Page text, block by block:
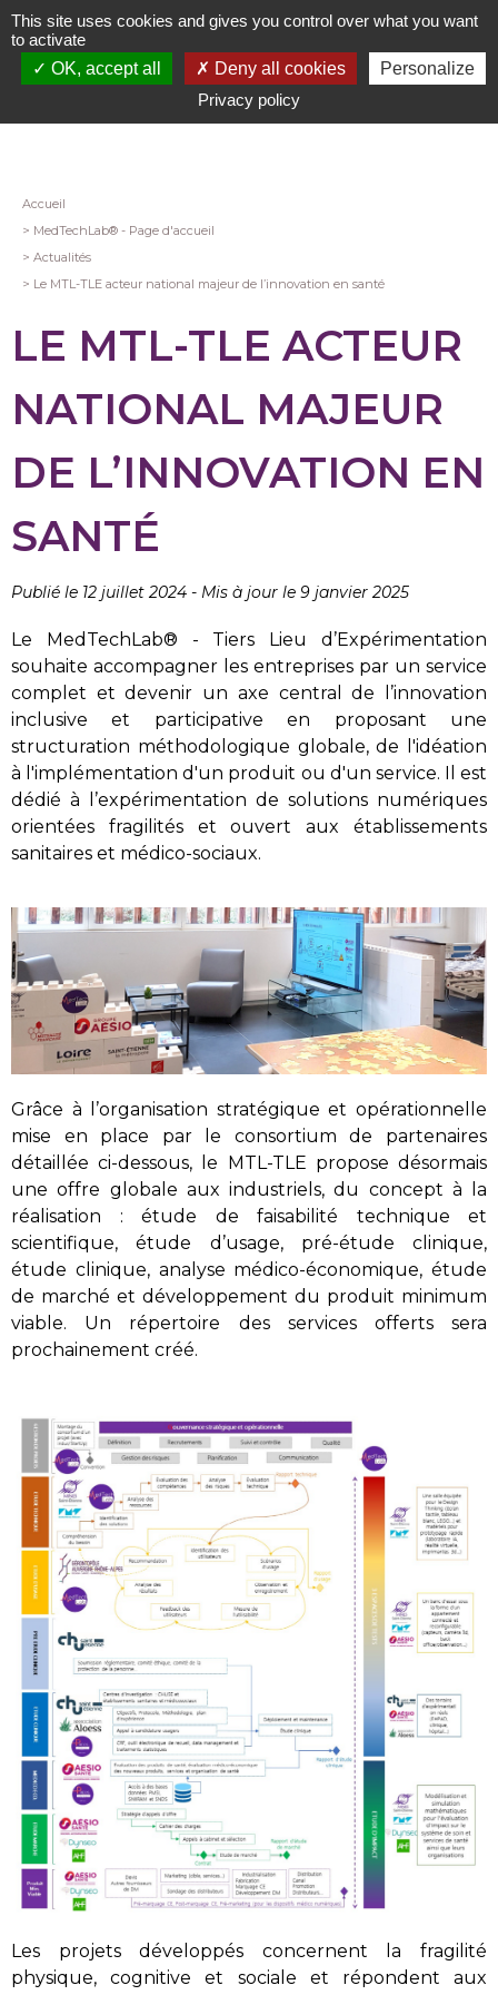
Aller
au
contenu
Fil
d'Ariane
Accueil
MedTechLab® - Page d'accueil
Actualités
Le MTL-TLE acteur national majeur de l’innovation en santé
LE MTL-TLE ACTEUR
NATIONAL MAJEUR
DE L’INNOVATION EN
SANTÉ
Publié le 12 juillet 2024 - Mis à jour le 9 janvier 2025
Le MedTechLab® - Tiers Lieu d’Expérimentation
souhaite accompagner les entreprises par un service
complet et devenir un axe central de l’innovation
inclusive et participative en proposant une
structuration méthodologique globale, de l'idéation
à l'implémentation d'un produit ou d'un service. Il est
dédié à l’expérimentation de solutions numériques
orientées fragilités et ouvert aux établissements
sanitaires et médico-sociaux.
Grâce à l’organisation stratégique et opérationnelle
mise en place par le consortium de partenaires
détaillée ci-dessous, le MTL-TLE propose désormais
une offre globale aux industriels, du concept à la
réalisation : étude de faisabilité technique et
scientifique, étude d’usage, pré-étude clinique,
étude clinique, analyse médico-économique, étude
de marché et développement du produit minimum
viable. Un répertoire des services offerts sera
prochainement créé.
Les projets développés concernent la fragilité
physique, cognitive et sociale et répondent aux
This site uses cookies and gives you control over what you want
to activate
OK, accept all
Deny all cookies
Personalize
Privacy policy